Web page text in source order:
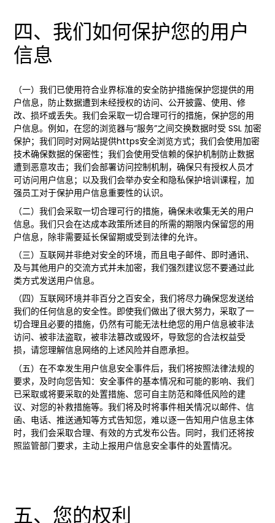
四、我们如何保护您的用户
信息
（一）我们已使用符合业界标准的安全防护措施保护您提供的用
户信息，防止数据遭到未经授权的访问、公开披露、使用、修
改、损坏或丢失。我们会采取一切合理可行的措施，保护您的用
户信息。例如，在您的浏览器与“服务”之间交换数据时受 SSL 加密
保护；我们同时对网站提供https安全浏览方式；我们会使用加密
技术确保数据的保密性；我们会使用受信赖的保护机制防止数据
遭到恶意攻击；我们会部署访问控制机制，确保只有授权人员才
可访问用户信息；以及我们会举办安全和隐私保护培训课程，加
强员工对于保护用户信息重要性的认识。
（二）我们会采取一切合理可行的措施，确保未收集无关的用户
信息。我们只会在达成本政策所述目的所需的期限内保留您的用
户信息，除非需要延长保留期或受到法律的允许。
（三）互联网并非绝对安全的环境，而且电子邮件、即时通讯、
及与其他用户的交流方式并未加密，我们强烈建议您不要通过此
类方式发送用户信息。
（四）互联网环境并非百分之百安全，我们将尽力确保您发送给
我们的任何信息的安全性。即使我们做出了很大努力，采取了一
切合理且必要的措施，仍然有可能无法杜绝您的用户信息被非法
访问、被非法盗取，被非法篡改或毁坏，导致您的合法权益受
损，请您理解信息网络的上述风险并自愿承担。
（五）在不幸发生用户信息安全事件后，我们将按照法律法规的
要求，及时向您告知：安全事件的基本情况和可能的影响、我们
已采取或将要采取的处置措施、您可自主防范和降低风险的建
议、对您的补救措施等。我们将及时将事件相关情况以邮件、信
函、电话、推送通知等方式告知您，难以逐一告知用户信息主体
时，我们会采取合理、有效的方式发布公告。同时，我们还将按
照监管部门要求，主动上报用户信息安全事件的处置情况。
五、您的权利